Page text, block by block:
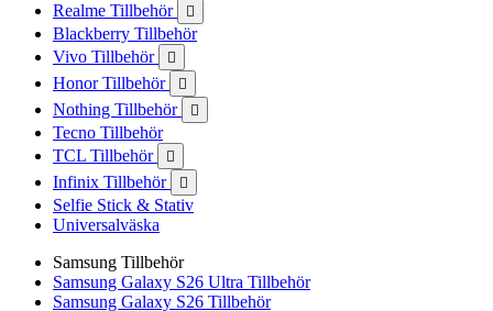
Realme Tillbehör 
Blackberry Tillbehör
Vivo Tillbehör

Honor Tillbehör 
Nothing Tillbehör 
Tecno Tillbehör
TCL Tillbehör

Infinix Tillbehör 
Selfie Stick & Stativ
Universalväska
Samsung Tillbehör
Samsung Galaxy S26 Ultra Tillbehör
Samsung Galaxy S26 Tillbehör